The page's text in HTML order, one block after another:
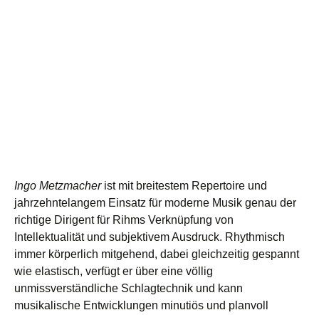
Ingo Metzmacherist mit breitestem Repertoire und
jahrzehntelangem Einsatz für moderne Musik genau der
richtige Dirigent für Rihms Verknüpfung von
Intellektualität und subjektivem Ausdruck. Rhythmisch
immer körperlich mitgehend, dabei gleichzeitig gespannt
wie elastisch, verfügt er über eine völlig
unmissverständliche Schlagtechnik und kann
musikalische Entwicklungen minutiös und planvoll